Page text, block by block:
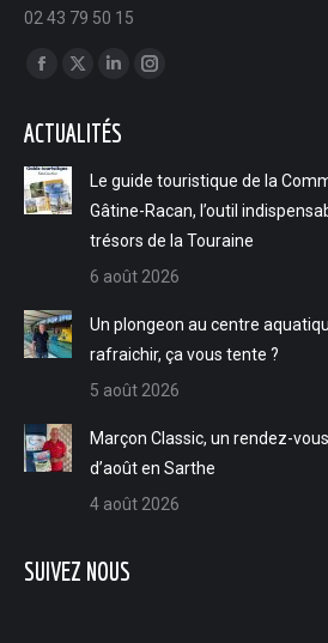
02 43 79 50 15
Trouvez nous sur :
opens
in
new
window
opens
new
window
LinkedIn
opens
new
window
Instagram
in
new
window
ACTUALITÉS
Le guide touristique de la
Gâtine-Racan, l’outil
trésors de la Touraine
6 août 2026
Un plongeon au centre
rafraichir, ça vous tente ?
5 août 2026
Marçon Classic, un rendez-
d’août en Sarthe
4 août 2026
SUIVEZ NOUS